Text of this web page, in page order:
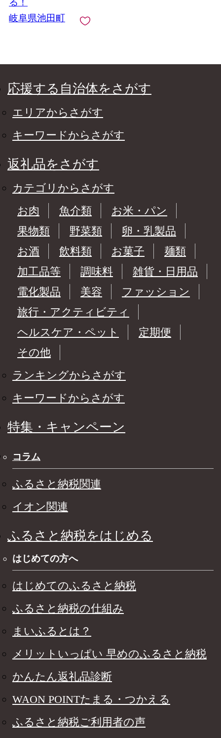
オールインワン配合
る！
岐阜県池田町
応援する自治体をさがす
エリアからさがす
キーワードからさがす
返礼品をさがす
カテゴリからさがす
お肉
魚介類
お米・パン
果物類
野菜類
卵・乳製品
お酒
飲料類 お菓子
麺類
加工品等
調味料
雑貨・日用品
電化製品
美容
ファッション
旅行・アクティビティ
ヘルスケア・ペット
定期便
その他
ランキングからさがす
キーワードからさがす
特集・キャンペーン
コラム
ふるさと納税関連
イオン関連
ふるさと納税をはじめる
はじめての方へ
はじめてのふるさと納税
ふるさと納税の仕組み
まいふるとは？
メリットいっぱい 早めのふるさと納税
かんたん返礼品診断
WAON POINTたまる・つかえる
ふるさと納税ご利用者の声